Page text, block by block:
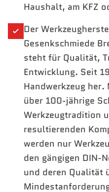
Haushalt, am KFZ
Der
Gesenkschmiede
steht für Qualität,
Entwicklung. Seit
Handwerkzeug
über 100-jährige
Werkzeugtradition
resultierenden
werden nur
den gängigen DIN-
und deren Qualität